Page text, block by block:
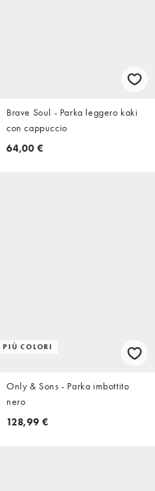
Brave Soul - Parka leggero kaki
con cappuccio
64,00 €
PIÙ COLORI
Only & Sons - Parka imbottito
nero
128,99 €